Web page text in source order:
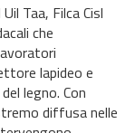
Taa, Filca Cisl
che
lapideo e
legno. Con
diffusa nelle